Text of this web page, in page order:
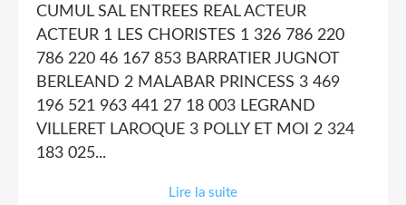
CUMUL SAL ENTREES REAL ACTEUR
ACTEUR 1 LES CHORISTES 1 326 786 220
786 220 46 167 853 BARRATIER JUGNOT
BERLEAND 2 MALABAR PRINCESS 3 469
196 521 963 441 27 18 003 LEGRAND
VILLERET LAROQUE 3 POLLY ET MOI 2 324
183 025...
Lire la suite